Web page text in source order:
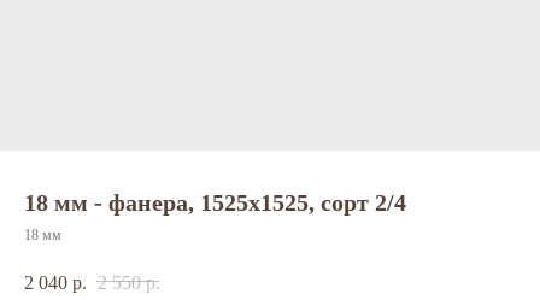
18 мм - фанера, 1525х1525, сорт 2/4
18 мм
2 040 р. 2 550 р.